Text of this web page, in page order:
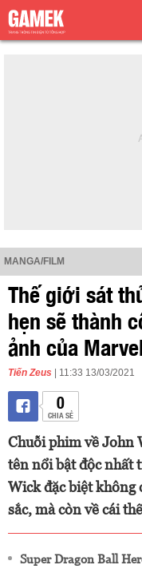
MANGA/FILM
Thế giới sát
hẹn sẽ thành
ảnh của
Tiến Zeus | 11:33 13/03/2021
0
CHIA SẺ
Chuỗi phim về John
tên nổi bật độc nhất
Wick đặc biệt không
sắc, mà còn về cái
Super Dragon Ball